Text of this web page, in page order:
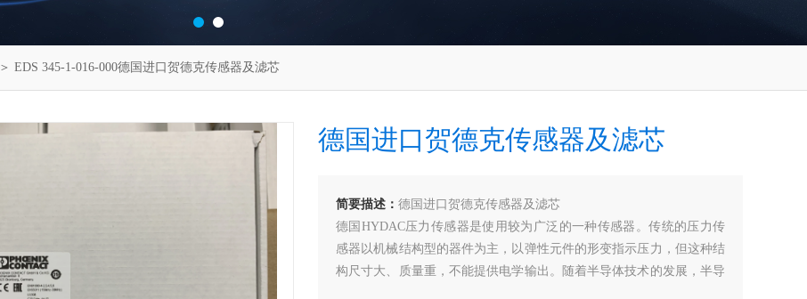
＞ EDS 345-1-016-000德国进口贺德克传感器及滤芯
德国进口贺德克传感器及滤芯
简要描述： 德国进口贺德克传感器及滤芯
德国HYDAC压力传感器是使用较为广泛的一种传感器。传统的压力传
感器以机械结构型的器件为主，以弹性元件的形变指示压力，但这种结
构尺寸大、质量重，不能提供电学输出。随着半导体技术的发展，半导